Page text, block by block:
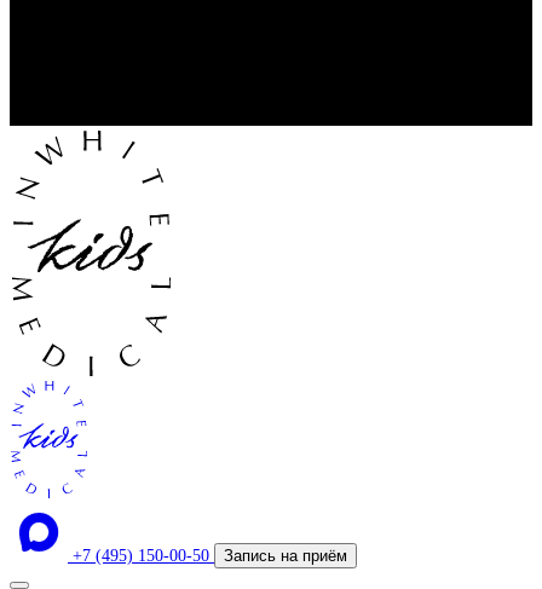
+7 (495) 150-00-50 Запись на приём